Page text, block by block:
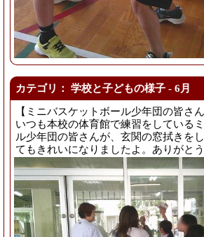
カテゴリ： 学校と子どもの様子 - 6月
【ミニバスケットボール少年団の皆さ
いつも本校の体育館で練習をしている
ル少年団の皆さんが、玄関の窓拭きを
てもきれいになりましたよ。ありがと